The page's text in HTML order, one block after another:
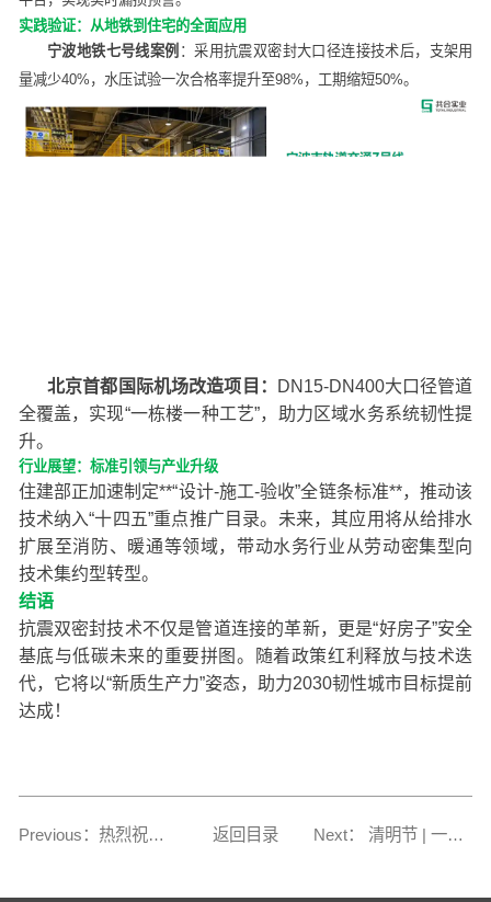
实践验证：从地铁到住宅的全面应用
宁波地铁七号线案例 ：采用抗震双密封大口径连接技术后，支架用
量减少40%，水压试验一次合格率提升至98%，工期缩短50%。
北京首都国际机场改造项目：
DN15-DN400大口径管道
全覆盖，实现“一栋楼一种工艺”，助力区域水务系统韧性提
升。
行业展望：标准引领与产业升级
住建部正加速制定**“设计-施工-验收”全链条标准**，推动该
技术纳入“十四五”重点推广目录。未来，其应用将从给排水
扩展至消防、暖通等领域，带动水务行业从劳动密集型向
技术集约型转型。
结语
抗震双密封技术不仅是管道连接的革新，更是“好房子”安全
基底与低碳未来的重要拼图。随着政策红利释放与技术迭
代，它将以“新质生产力”姿态，助力2030韧性城市目标提前
达成！
Previous：热烈祝贺浙江共合实业有限公司荣获《智能化改造先进企业》称号！ 返回目录 Next： 清明节 | 一年一清明，一岁一追思